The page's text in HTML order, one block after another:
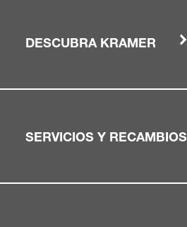
DESCUBRA KRAMER
SERVICIOS Y RECAMBIOS